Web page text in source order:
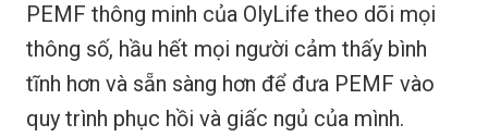
PEMF thông minh của OlyLife theo dõi mọi
thông số, hầu hết mọi người cảm thấy bình
tĩnh hơn và sẵn sàng hơn để đưa PEMF vào
quy trình phục hồi và giấc ngủ của mình.